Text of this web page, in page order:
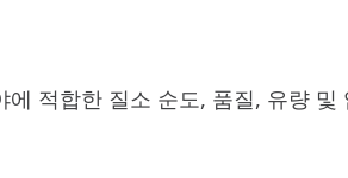
적합한 질소 순도, 품질, 유량 및